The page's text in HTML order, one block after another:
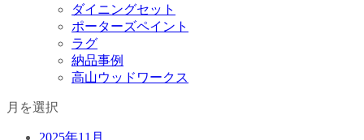
ダイニングセット
ポーターズペイント
ラグ
納品事例
高山ウッドワークス
月を選択
2025年11月